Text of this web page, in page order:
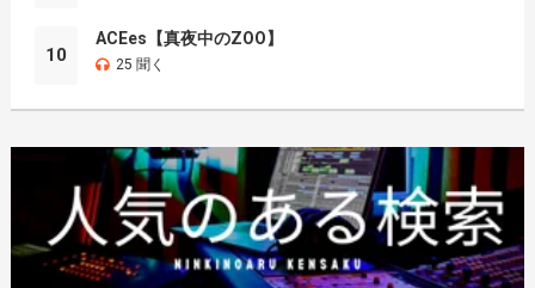
10
ACEes【真夜中のZOO】
25 聞く